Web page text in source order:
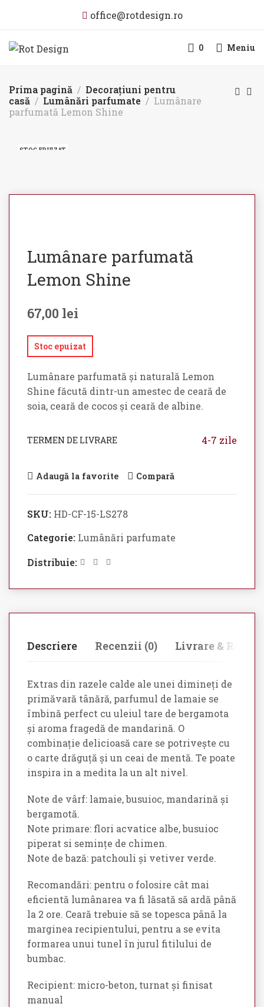
office@rotdesign.ro
0 Meniu
Prima pagină
Decorațiuni pentru
casă
Lumânări parfumate
Lumânare
parfumată Lemon Shine
STOC EPUIZAT
Lumânare parfumată
Lemon Shine
67,00 lei
Stoc epuizat
Lumânare parfumată și naturală Lemon
Shine făcută dintr-un amestec de ceară de
soia, ceară de cocos și ceară de albine.
TERMEN DE LIVRARE 4-7 zile
Adaugă la favorite Compară
SKU: HD-CF-15-LS278
Categorie: Lumânări parfumate
Distribuie:
Descriere Recenzii (0) Livrare & Retur
Extras din razele calde ale unei dimineți de
primăvară tânără, parfumul de lamaie se
îmbină perfect cu uleiul tare de bergamota
și aroma fragedă de mandarină. O
combinație delicioasă care se potrivește cu
o carte drăguță și un ceai de mentă. Te poate
inspira in a medita la un alt nivel.
Note de vârf: lamaie, busuioc, mandarină și
bergamotă.
Note primare: flori acvatice albe, busuioc
piperat si semințe de chimen.
Note de bază: patchouli și vetiver verde.
Recomandări: pentru o folosire cât mai
eficientă lumânarea va fi lăsată să ardă până
la 2 ore. Ceară trebuie să se topesca până la
marginea recipientului, pentru a se evita
formarea unui tunel în jurul fitilului de
bumbac.
Recipient: micro-beton, turnat și finisat
manual